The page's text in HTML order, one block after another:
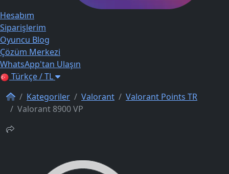
Hesabım
Siparişlerim
Oyuncu Blog
Çözüm Merkezi
WhatsApp'tan Ulaşın
Türkçe / TL
Kategoriler
Valorant
Valorant Points TR
Valorant 8900 VP